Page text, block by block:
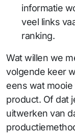
informatie
veel links
ranking.
Wat willen we
volgende keer
eens wat mooie
product. Of dat
uitwerken van